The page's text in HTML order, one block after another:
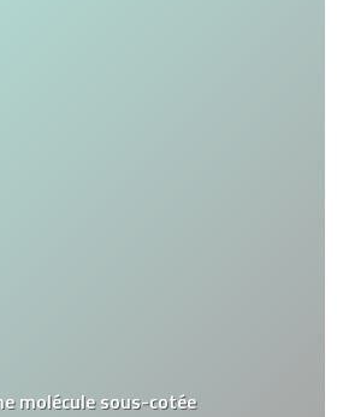
molécule sous-cotée